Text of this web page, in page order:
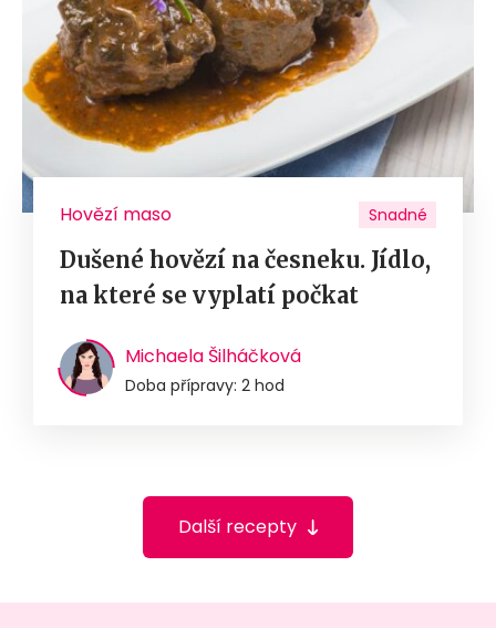
Hovězí maso Snadné
Dušené hovězí na česneku. Jídlo,
na které se vyplatí počkat
Michaela Šilháčková
Doba přípravy: 2 hod
Další recepty